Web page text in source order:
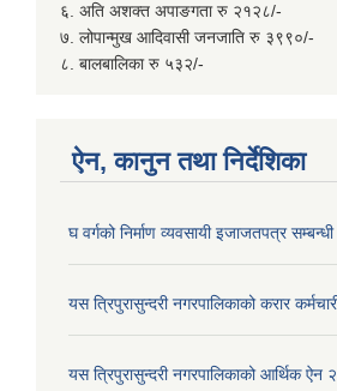
६. अति अशक्त अपाङगता रु २१२८/-
७. लोपान्मुख आदिवासी जनजाति रु ३९९०/-
८. बालबालिका रु ५३२/-
ऐन, कानुन तथा निर्देशिका
घ वर्गको निर्माण व्यवसायी इजाजतपत्र
यस त्रिपुरासुन्दरी नगरपालिकाको करार
यस त्रिपुरासुन्दरी नगरपालिकाको आर्थिक ऐन